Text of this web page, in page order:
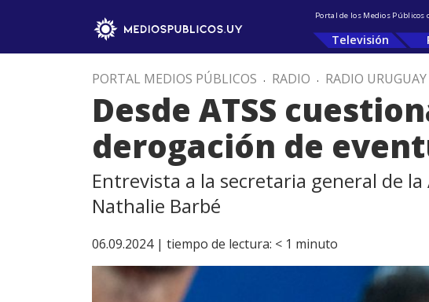
Portal de los Medios Públicos
Televisión
PORTAL MEDIOS PÚBLICOS . RADIO . RADIO URUGUAY
Desde ATSS
derogación de
Entrevista a la secretaria general de la
Nathalie Barbé
06.09.2024 | tiempo de lectura: < 1 minuto